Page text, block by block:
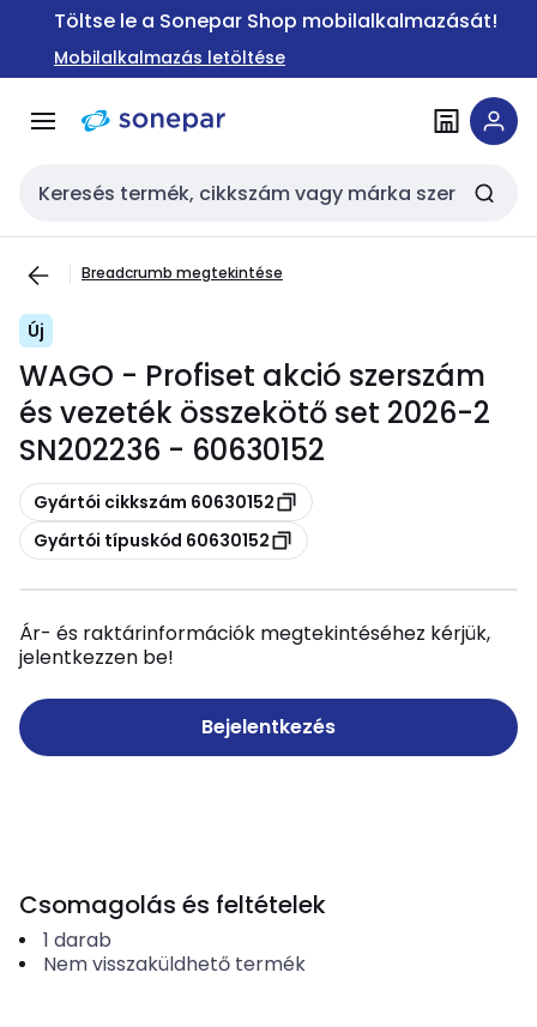
Ugrás a
Ugrás a
tartalomra
Töltse le a Sonepar Shop mobilalkalmazását!
Mobilalkalmazás letöltése
Keresési bemenet
Breadcrumb megtekintése
Új
WAGO - Profiset akció szerszám
és vezeték összekötő set 2026-2
SN202236 - 60630152
Másolás
Gyártói cikkszám 60630152
Másolás
Gyártói típuskód 60630152
Ár- és raktárinformációk megtekintéséhez kérjük,
jelentkezzen be!
Bejelentkezés
Csomagolás és feltételek
1 darab
Nem visszaküldhető termék